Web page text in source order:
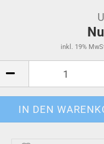
inkl. 19%